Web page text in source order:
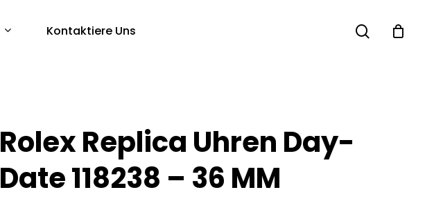
Kontaktiere Uns search
Rolex Replica Uhren Day-
Date 118238 – 36 MM